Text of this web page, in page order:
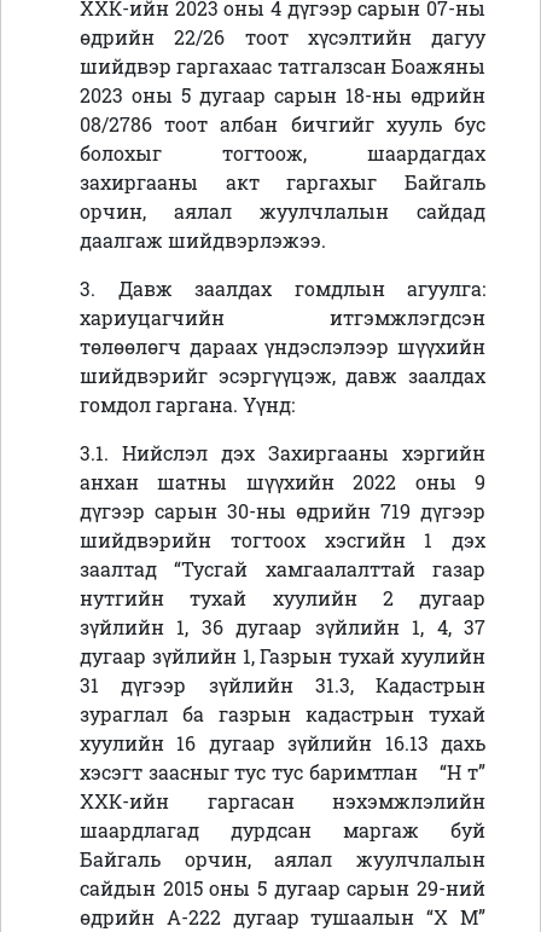
ХХК-ийн 2023 оны 4 дүгээр сарын 07-ны
өдрийн 22/26 тоот хүсэлтийн дагуу
шийдвэр гаргахаас татгалзсанБоажяны
2023 оны 5 дугаар сарын 18-ны өдрийн
08/2786 тоот албан бичгийг хууль бус
болохыг тогтоож, шаардагдах
захиргааны акт гаргахыг Байгаль
орчин, аялал жуулчлалын сайдад
даалгаж шийдвэрлэжээ.
3. Давж заалдах гомдлын агуулга:
хариуцагчийн итгэмжлэгдсэн
төлөөлөгч дараах үндэслэлээр шүүхийн
шийдвэрийг эсэргүүцэж, давж заалдах
гомдол гаргана. Үүнд:
3.1. Нийслэл дэх Захиргааны хэргийн
анхан шатны шүүхийн 2022 оны 9
дүгээр сарын 30-ны өдрийн 719 дүгээр
шийдвэрийн тогтоох хэсгийн 1 дэх
заалтад “Тусгай хамгаалалттай газар
нутгийн тухай хуулийн 2 дугаар
зүйлийн 1, 36 дугаар зүйлийн 1, 4, 37
дугаар зүйлийн 1, Газрын тухай хуулийн
31 дүгээр зүйлийн 31.3, Кадастрын
зураглал ба газрын кадастрын тухай
хуулийн 16 дугаар зүйлийн 16.13 дахь
хэсэгт заасныг тус тус баримтлан “Н т”
ХХК-ийн гаргасан нэхэмжлэлийн
шаардлагад дурдсан маргаж буй
Байгаль орчин, аялал жуулчлалын
сайдын 2015 оны 5 дугаар сарын 29-ний
өдрийн А-222 дугаар тушаалын“Х М”